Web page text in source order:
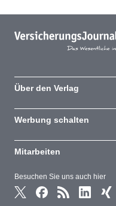
Besuchen Sie uns auch hier
Über den Verlag
Werbung schalten
Mitarbeiten